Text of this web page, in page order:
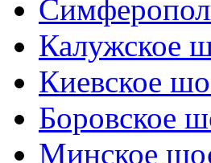
Калужское
Киевское
Боровское
Минское